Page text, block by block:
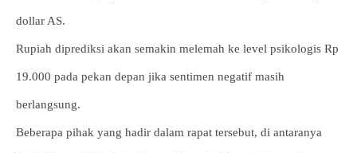
dollar AS.
Rupiah diprediksi akan semakin melemah ke level psikologis Rp
19.000 pada pekan depan jika sentimen negatif masih
berlangsung.
Beberapa pihak yang hadir dalam rapat tersebut, di antaranya